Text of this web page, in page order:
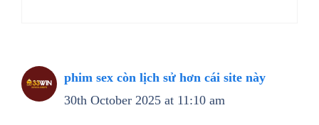
phim sex còn lịch sử hơn cái site này
30th October 2025 at 11:10 am